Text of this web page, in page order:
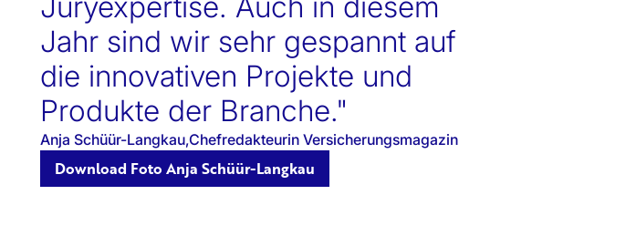
Jahr sind wir sehr gespannt auf
die innovativen Projekte und
Produkte der Branche."
Anja Schüür-Langkau,Chefredakteurin Versicherungsmagazin
Download Foto Anja Schüür-Langkau